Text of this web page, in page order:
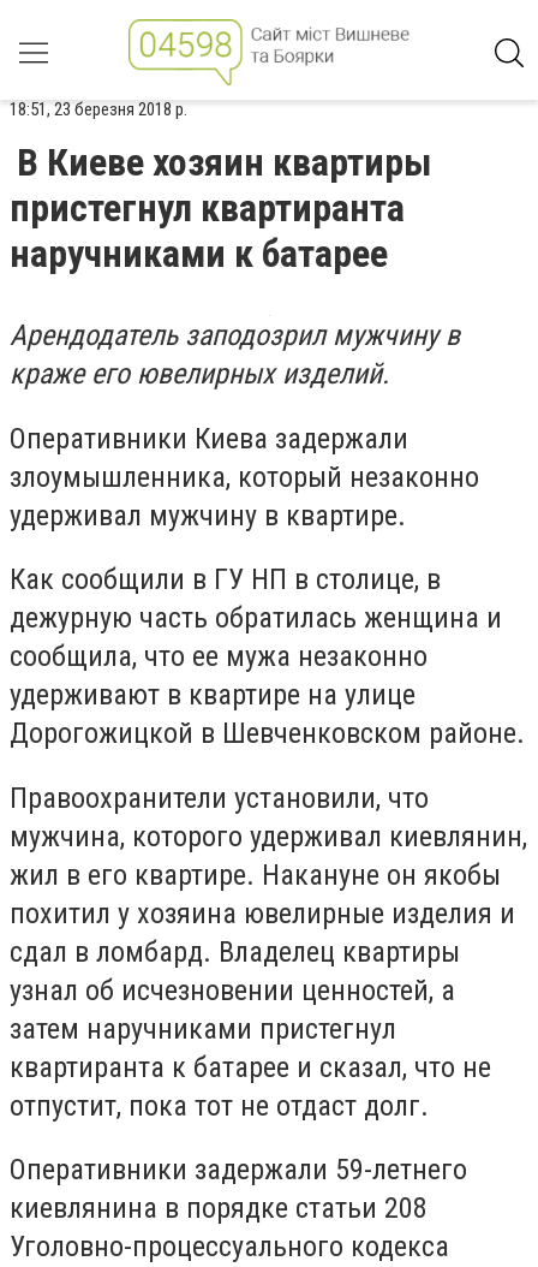
18:51, 23 березня 2018 р.
В Киеве хозяин квартиры
пристегнул квартиранта
наручниками к батарее
Арендодатель заподозрил мужчину в
краже его ювелирных изделий.
Оперативники Киева задержали
злоумышленника, который незаконно
удерживал мужчину в квартире.
Как сообщили в ГУ НП в столице, в
дежурную часть обратилась женщина и
сообщила, что ее мужа незаконно
удерживают в квартире на улице
Дорогожицкой в Шевченковском районе.
Правоохранители установили, что
мужчина, которого удерживал киевлянин,
жил в его квартире. Накануне он якобы
похитил у хозяина ювелирные изделия и
сдал в ломбард. Владелец квартиры
узнал об исчезновении ценностей, а
затем наручниками пристегнул
квартиранта к батарее и сказал, что не
отпустит, пока тот не отдаст долг.
Оперативники задержали 59-летнего
киевлянина в порядке статьи 208
Уголовно-процессуального кодекса